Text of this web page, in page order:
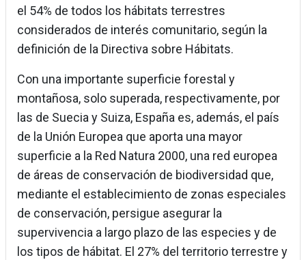
el 54% de todos los hábitats terrestres
considerados de interés comunitario, según la
definición de la Directiva sobre Hábitats.
Con una importante superficie forestal y
montañosa, solo superada, respectivamente, por
las de Suecia y Suiza, España es, además, el país
de la Unión Europea que aporta una mayor
superficie a la Red Natura 2000, una red europea
de áreas de conservación de biodiversidad que,
mediante el establecimiento de zonas especiales
de conservación, persigue asegurar la
supervivencia a largo plazo de las especies y de
los tipos de hábitat. El 27% del territorio terrestre y